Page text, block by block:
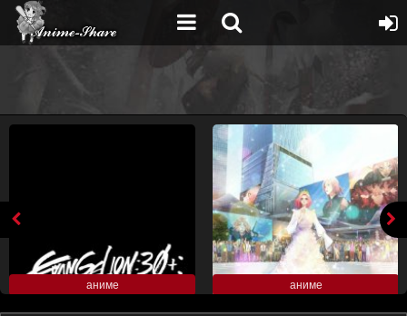
аниме аниме